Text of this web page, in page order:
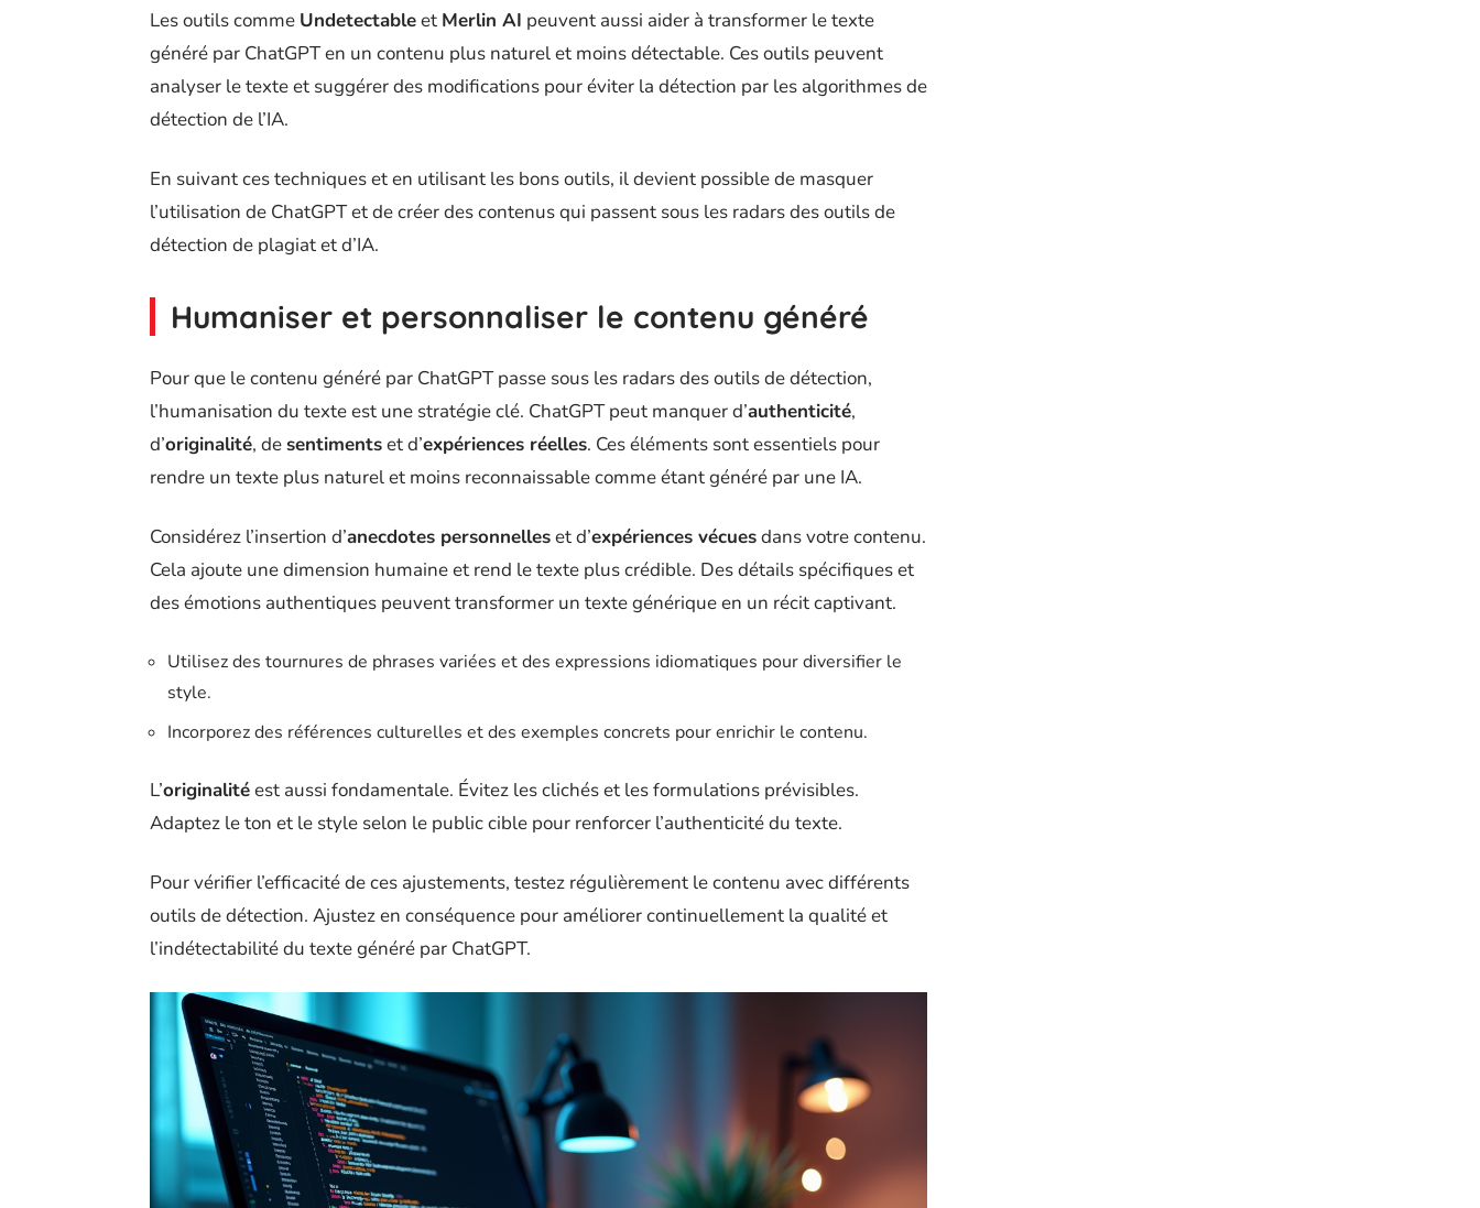
Les outils comme Undetectableet Merlin AI peuvent aussi aider à transformer le texte
généré par ChatGPT en un contenu plus naturel et moins détectable. Ces outils peuvent
analyser le texte et suggérer des modifications pour éviter la détection par les algorithmes de
détection de l’IA.
En suivant ces techniques et en utilisant les bons outils, il devient possible de masquer
l’utilisation de ChatGPT et de créer des contenus qui passent sous les radars des outils de
détection de plagiat et d’IA.
Humaniser et personnaliser le contenu généré
Pour que le contenu généré par ChatGPT passe sous les radars des outils de détection,
l’humanisation du texte est une stratégie clé. ChatGPT peut manquer d’authenticité,
d’originalité, desentimentset d’expériences réelles. Ces éléments sont essentiels pour
rendre un texte plus naturel et moins reconnaissable comme étant généré par une IA.
Considérez l’insertion d’anecdotes personnelleset d’expériences vécuesdans votre contenu.
Cela ajoute une dimension humaine et rend le texte plus crédible. Des détails spécifiques et
des émotions authentiques peuvent transformer un texte générique en un récit captivant.
Utilisez des tournures de phrases variées et des expressions idiomatiques pour diversifier le
style.
Incorporez des références culturelles et des exemples concrets pour enrichir le contenu.
L’originalitéest aussi fondamentale. Évitez les clichés et les formulations prévisibles.
Adaptez le ton et le style selon le public cible pour renforcer l’authenticité du texte.
Pour vérifier l’efficacité de ces ajustements, testez régulièrement le contenu avec différents
outils de détection. Ajustez en conséquence pour améliorer continuellement la qualité et
l’indétectabilité du texte généré par ChatGPT.